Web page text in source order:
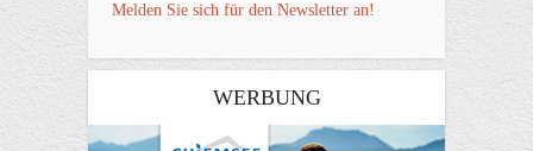
Melden Sie sich für den Newsletter an!
WERBUNG